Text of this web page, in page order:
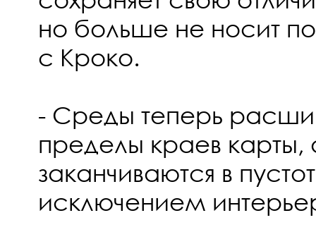
но больше не носит
с Кроко.
- Среды теперь
пределы краев карты,
заканчиваются в
исключением